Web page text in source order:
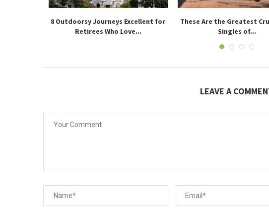
8 Outdoorsy Journeys Excellent for
Retirees Who Love...
These Are the Greatest
Singles of...
LEAVE A